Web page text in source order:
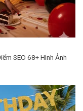
SEO 68+ Hình Ảnh